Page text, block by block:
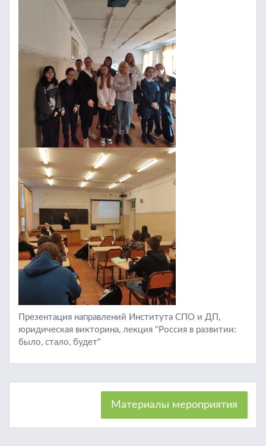
Презентация направлений Института СПО и ДП,
юридическая викторина, лекция "Россия в развитии:
было, стало, будет"
Материалы мероприятия